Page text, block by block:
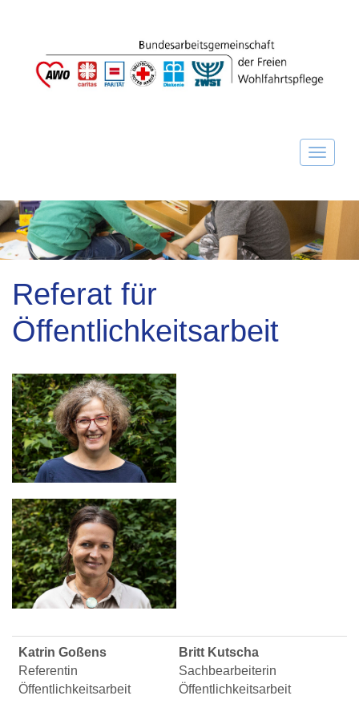
Referat für
Öffentlichkeitsarbeit
Katrin Goßens
Referentin
Öffentlichkeitsarbeit
Britt Kutscha
Sachbearbeiterin
Öffentlichkeitsarbeit